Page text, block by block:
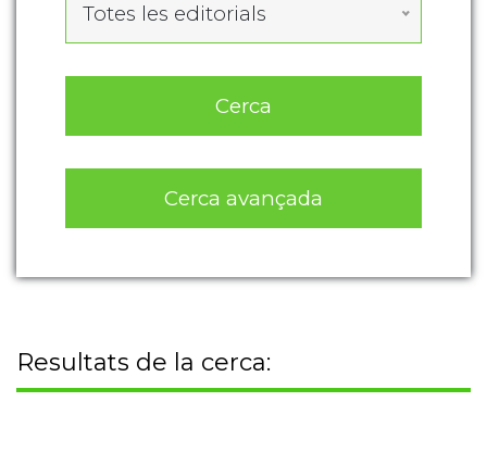
Totes les editorials
Cerca
Cerca avançada
Resultats de la cerca: